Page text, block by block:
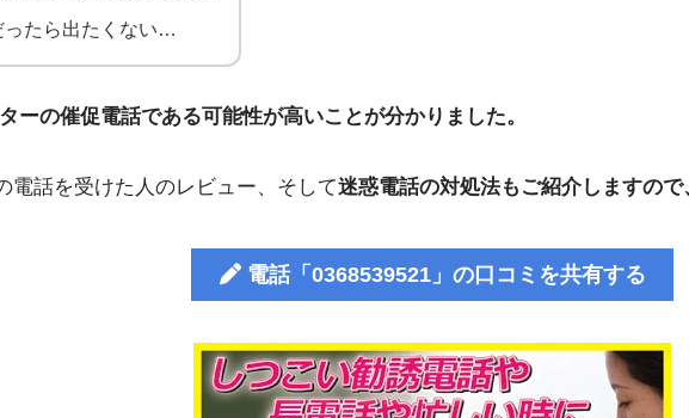
ったら出たくない…
ーの催促電話である可能性が高いことが分かりました。
電話を受けた人のレビュー、そして迷惑電話の対処法もご紹介しますの
電話「0368539521」の口コミを共有する